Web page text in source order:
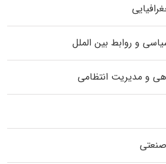
و روابط بین الملل
و مدیریت انتظامی